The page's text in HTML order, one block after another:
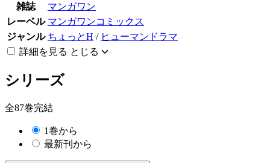
雑誌
マンガワン
レーベル マンガワンコミックス
ジャンル ちょっとH / ヒューマンドラマ
詳細を見る とじる
シリーズ
全87巻完結
1巻から
最新刊から